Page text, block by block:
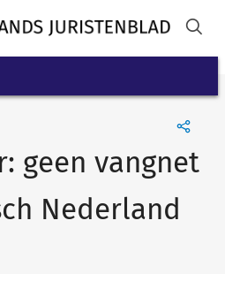
geen vangnet
Nederland